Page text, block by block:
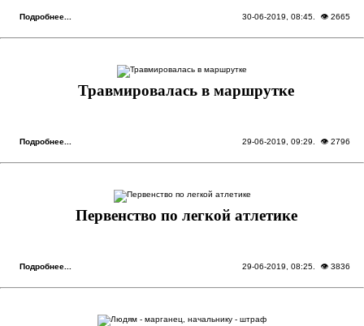
Подробнее... 30-06-2019, 08:45. 👁 2665
Травмировалась в маршрутке
Подробнее... 29-06-2019, 09:29 . 👁 2796
Первенство по легкой атлетике
Подробнее... 29-06-2019, 08:25. 👁 3836